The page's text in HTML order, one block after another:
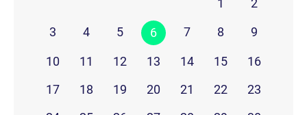
1
2
3
4 5 6 7 8 9
10 11 12 13 14 15
16
17
18 19 20 21 22
23